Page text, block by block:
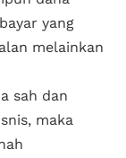
yang
melainkan
sah dan
maka